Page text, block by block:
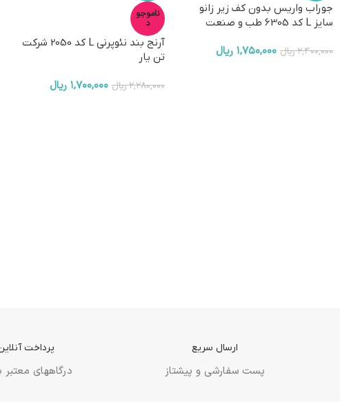
جوراب واریس بدون کف زیر زانو
سایز L کد 6305 طب و صنعت
۲,۴۰۰,۰۰۰ریال ۱,۷۵۰,۰۰۰ ریال
ناموجو
د
آرنج بند نئوپرنی L کد 2050 شرکت
تن یار
۲,۲۸۰,۰۰۰ریال ۱,۷۰۰,۰۰۰ ریال
ارسال سریع
پست سفارشی و پیشتاز
پرداخت
درگاههای معتبر